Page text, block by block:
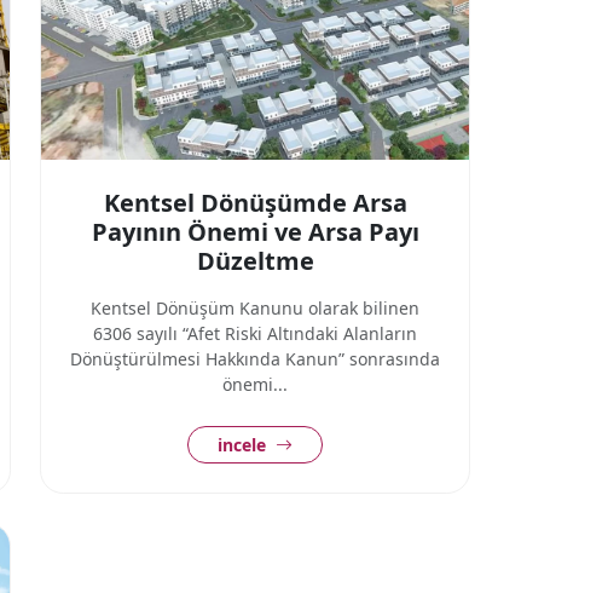
Kentsel Dönüşümde Arsa
Payının Önemi ve Arsa Payı
Düzeltme
Kentsel Dönüşüm Kanunu olarak bilinen
6306 sayılı “Afet Riski Altındaki Alanların
Dönüştürülmesi Hakkında Kanun” sonrasında
önemi...
incele